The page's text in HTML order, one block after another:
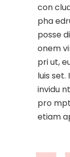
con
pha
posse
onem
pri ut,
luis set.
invidu
pro
etiam